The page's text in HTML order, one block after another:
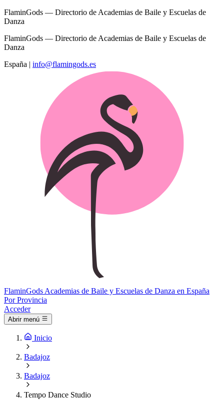
FlaminGods — Directorio de Academias de Baile y Escuelas de
Danza
FlaminGods — Directorio de Academias de Baile y Escuelas de
Danza
España | info@flamingods.es
FlaminGods Academias de Baile y Escuelas de Danza en España
Por Provincia
Acceder
Abrir menú
Inicio
Badajoz
Badajoz
Tempo Dance Studio